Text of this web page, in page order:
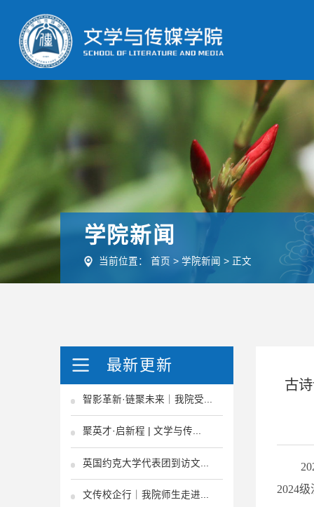
学院新闻
当前位置： 首页 > 学院新闻 > 正文
最新更新
智影革新·链聚未来｜我院受...
聚英才·启新程 | 文学与传...
英国约克大学代表团到访文...
文传校企行｜我院师生走进...
古
2024